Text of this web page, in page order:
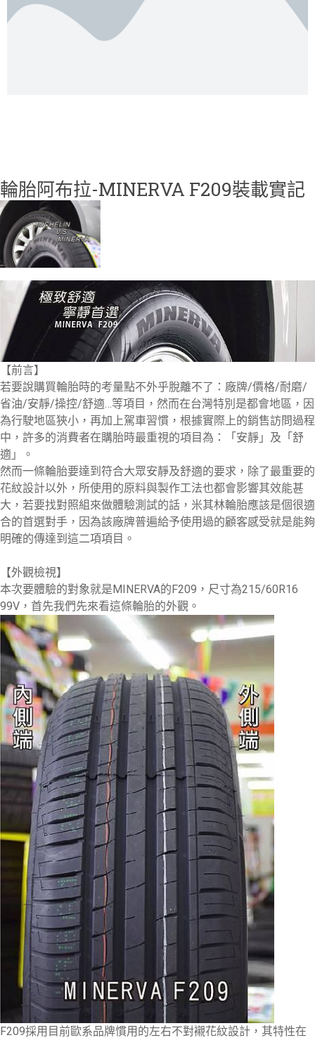
輪胎阿布拉-MINERVA F209裝載實記
【前言】
若要說購買輪胎時的考量點不外乎脫離不了：廠牌/價格/耐磨/
省油/安靜/操控/舒適…等項目，然而在台灣特別是都會地區，因
為行駛地區狹小，再加上駕車習慣，根據實際上的銷售訪問過程
中，許多的消費者在購胎時最重視的項目為：「安靜」及「舒
適」。
然而一條輪胎要達到符合大眾安靜及舒適的要求，除了最重要的
花紋設計以外，所使用的原料與製作工法也都會影響其效能甚
大，若要找對照組來做體驗測試的話，米其林輪胎應該是個很適
合的首選對手，因為該廠牌普遍給予使用過的顧客感受就是能夠
明確的傳達到這二項項目。
【外觀檢視】
本次要體驗的對象就是MINERVA的F209，尺寸為215/60R16
99V，首先我們先來看這條輪胎的外觀。
F209採用目前歐系品牌慣用的左右不對襯花紋設計，其特性在